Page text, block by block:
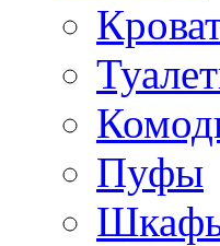
Пуфы